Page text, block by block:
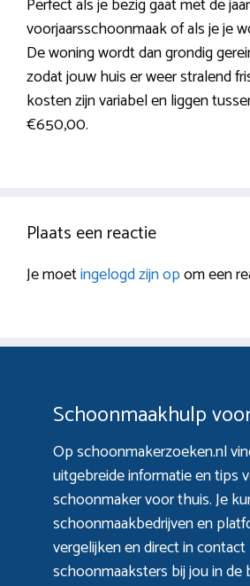
voorjaarsschoonmaak of als je je
De woning wordt dan grondig
zodat jouw huis er weer stralend
kosten zijn variabel en liggen
€650,00.
Plaats een reactie
Je moetingelogd zijn opom een
Schoonmaakhulp
Op schoonmakerzoeken.nl
uitgebreide informatie en tips
schoonmaker voor thuis. Je
schoonmaakbedrijven en
vergelijken en direct in
schoonmaaksters bij jou in de